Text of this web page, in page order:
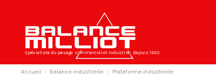
Spécialiste du pesage commercial et industriel depuis 1932
Accueil Balance industrielle Plateforme industrielle